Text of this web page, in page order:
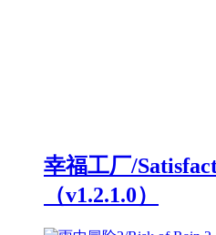
幸福工厂/
（v1.2.1.0）